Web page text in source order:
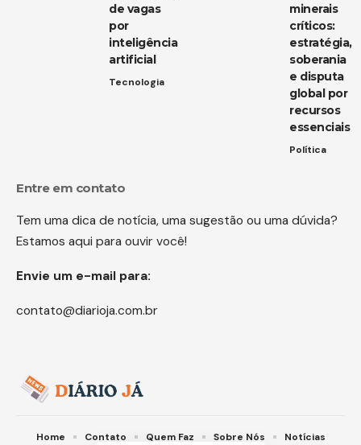
de vagas
por
inteligência
artificial
Tecnologia
minerais
críticos:
estratégia,
soberania
e disputa
global por
recursos
essenciais
Política
Entre em contato
Tem uma dica de notícia, uma sugestão ou uma dúvida?
Estamos aqui para ouvir você!
Envie um e-mail para:
contato@diarioja.com.br
Home Contato Quem Faz Sobre Nós Notícias